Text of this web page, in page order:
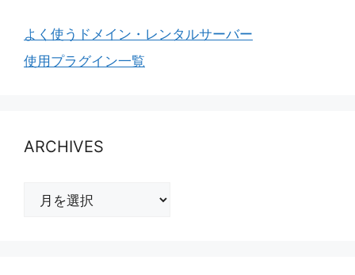
よく使うドメイン・レンタルサーバー
使用プラグイン一覧
ARCHIVES
ARCHIVES